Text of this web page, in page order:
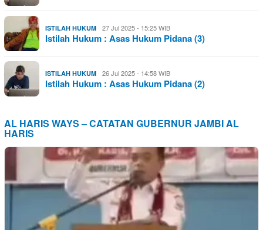
ISTILAH HUKUM 27 Jul 2025 - 15:25 WIB
Istilah Hukum : Asas Hukum Pidana (3)
ISTILAH HUKUM 26 Jul 2025 - 14:58 WIB
Istilah Hukum : Asas Hukum Pidana (2)
AL HARIS WAYS – CATATAN GUBERNUR JAMBI AL
HARIS